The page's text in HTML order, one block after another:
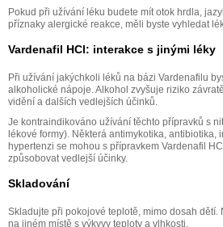
Pokud při užívání léku budete mít otok hrdla,
příznaky alergické reakce, měli byste vyhledat
Vardenafil HCl: interakce s jinými léky
Při užívání jakýchkoli léků na bázi Vardenafilu
alkoholické nápoje. Alkohol zvyšuje riziko
vidění a dalších vedlejších účinků.
Je kontraindikováno užívání těchto přípravků s
lékové formy). Některá antimykotika, antibiotika,
hypertenzi se mohou s přípravkem Vardenafil
způsobovat vedlejší účinky.
Skladování
Skladujte při pokojové teplotě, mimo dosah dětí.
na jiném místě s výkyvy teploty a vlhkosti.